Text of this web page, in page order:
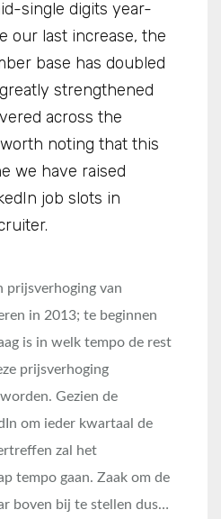
single digits year-
our last increase, the
base has doubled
strengthened
across the
noting that this
we have raised
job slots in
prijsverhoging van
in 2013; te beginnen
is in welk tempo de rest
prijsverhoging
Gezien de
om ieder kwartaal de
zal het
tempo gaan. Zaak om de
boven bij te stellen dus…